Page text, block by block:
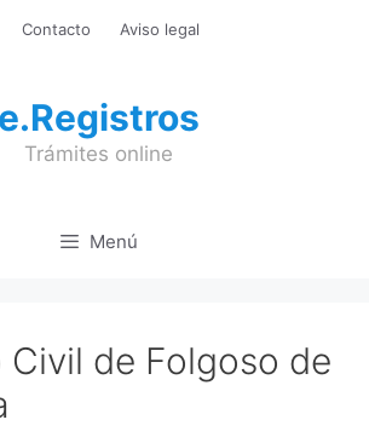
Contacto Aviso legal
e.Registros
Trámites online
Menú
Civil de Folgoso de